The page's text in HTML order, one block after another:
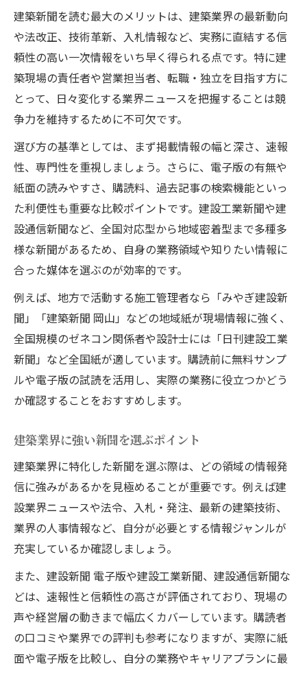
建築新聞を読む最大のメリットは、建築業界の最新動向
や法改正、技術革新、入札情報など、実務に直結する信
頼性の高い一次情報をいち早く得られる点です。特に建
築現場の責任者や営業担当者、転職・独立を目指す方に
とって、日々変化する業界ニュースを把握することは競
争力を維持するために不可欠です。
選び方の基準としては、まず掲載情報の幅と深さ、速報
性、専門性を重視しましょう。さらに、電子版の有無や
紙面の読みやすさ、購読料、過去記事の検索機能といっ
た利便性も重要な比較ポイントです。建設工業新聞や建
設通信新聞など、全国対応型から地域密着型まで多種多
様な新聞があるため、自身の業務領域や知りたい情報に
合った媒体を選ぶのが効率的です。
例えば、地方で活動する施工管理者なら「みやぎ建設新
聞」「建築新聞 岡山」などの地域紙が現場情報に強く、
全国規模のゼネコン関係者や設計士には「日刊建設工業
新聞」など全国紙が適しています。購読前に無料サンプ
ルや電子版の試読を活用し、実際の業務に役立つかどう
か確認することをおすすめします。
建築業界に強い新聞を選ぶポイント
建築業界に特化した新聞を選ぶ際は、どの領域の情報発
信に強みがあるかを見極めることが重要です。例えば建
設業界ニュースや法令、入札・発注、最新の建築技術、
業界の人事情報など、自分が必要とする情報ジャンルが
充実しているか確認しましょう。
また、建設新聞 電子版や建設工業新聞、建設通信新聞な
どは、速報性と信頼性の高さが評価されており、現場の
声や経営層の動きまで幅広くカバーしています。購読者
の口コミや業界での評判も参考になりますが、実際に紙
面や電子版を比較し、自分の業務やキャリアプランに最